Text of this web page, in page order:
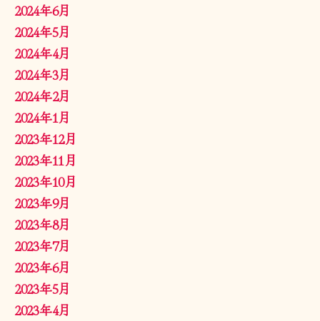
2024年6月
2024年5月
2024年4月
2024年3月
2024年2月
2024年1月
2023年12月
2023年11月
2023年10月
2023年9月
2023年8月
2023年7月
2023年6月
2023年5月
2023年4月